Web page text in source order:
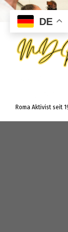
Zum
Inhalt
springen
Roma Aktivist seit
DE